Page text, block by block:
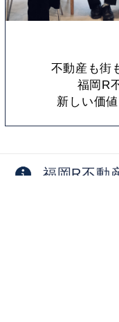
不動産も街
福岡R
新しい価
福岡R不動